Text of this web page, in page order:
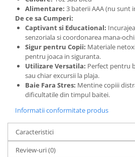
Alimentare: 3 baterii AAA (nu sunt
De ce sa Cumperi:
Captivant si Educational:
senzoriala si coordonarea mana-
Sigur pentru Copii: Materiale
pentru joaca in siguranta.
Utilizare Versatila: Perfect pentru
sau chiar excursii la plaja.
Baie Fara Stres: Mentine copiii
dificultatile din timpul baitei.
Informatii conformitate produs
Caracteristici
Review-uri(0)